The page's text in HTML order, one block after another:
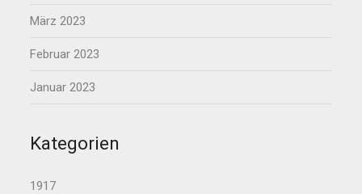
März 2023
Februar 2023
Januar 2023
Kategorien
1917